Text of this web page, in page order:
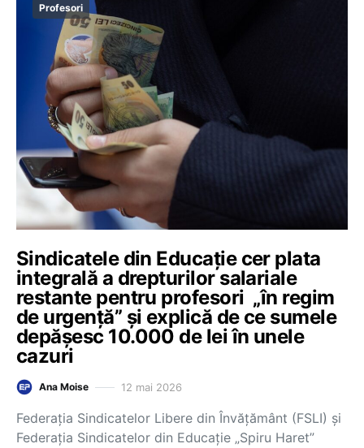
Profesori
Sindicatele din Educație cer plata
integrală a drepturilor salariale
restante pentru profesori „în regim
de urgență” și explică de ce sumele
depășesc 10.000 de lei în unele
cazuri
Ana Moise 12 mai 2026
Federația Sindicatelor Libere din Învățământ (FSLI) și
Federația Sindicatelor din Educație „Spiru Haret”